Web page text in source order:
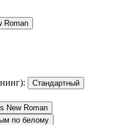
Roman
Стандартный
New Roman
по белому